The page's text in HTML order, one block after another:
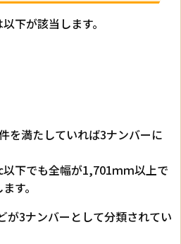
下が該当します。
を満たしていれば3ナンバーに
下でも全幅が1,701ｍｍ以上で
す。
が3ナンバーとして分類されてい